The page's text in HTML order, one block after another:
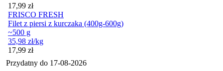
Cena
17,99 zł
FRISCO FRESH
Filet z piersi z kurczaka (400g-600g)
~500 g
35,98 zł/kg
Cena
17,99 zł
Przydatny do 17-08-2026